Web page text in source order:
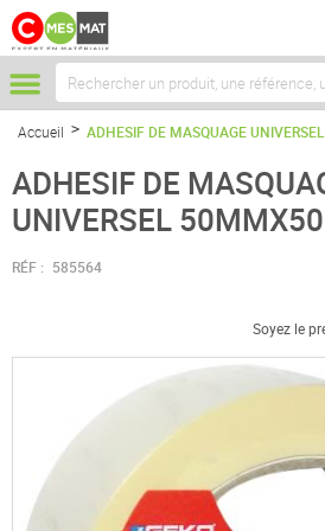
Accueil ADHESIF DE MASQUAGE
ADHESIF DE
UNIVERSEL
RÉF : 585564
Soyez le
Passer